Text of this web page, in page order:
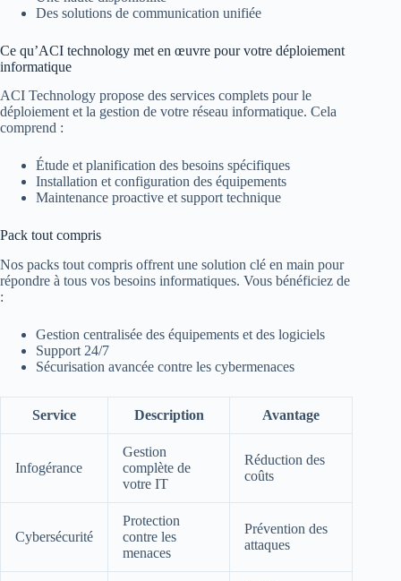
Des solutions de communication unifiée
Ce qu’ACI technology met en œuvre pour votre déploiement
informatique
ACI Technology propose des services complets pour le
déploiement et la gestion de votre réseau informatique. Cela
comprend :
Étude et planification des besoins spécifiques
Installation et configuration des équipements
Maintenance proactive et support technique
Pack tout compris
Nos packs tout compris offrent une solution clé en main pour
répondre à tous vos besoins informatiques. Vous bénéficiez de
:
Gestion centralisée des équipements et des logiciels
Support 24/7
Sécurisation avancée contre les cybermenaces
Service Description Avantage
Infogérance
Gestion
complète de
votre IT
Réduction des
coûts
Cybersécurité
Protection
contre les
menaces
Prévention des
attaques